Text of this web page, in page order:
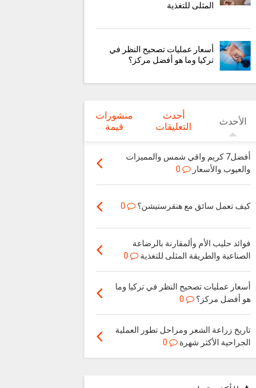
المثلى للتغذية
أسعار عمليات تصحيح النظر في
تركيا وما هو أفضل مركز؟
الأحدث
أحدث
التعليقات
منشورات
قيمة
أفضل7 كريم واقي شمس والمميزات
والعيوب والأسعار
0
كيف تعمل سائق مع هنقرستيشن؟ 0
فوائد حليب الأم وألمقارنة بالرضاعة
الصناعية والطريقة المثلى للتغذية
0
أسعار عمليات تصحيح النظر في تركيا وما
هو أفضل مركز؟
0
تاريخ زراعة الشعر ومراحل تطور العملية
الجراحية الأكثر شهرة
0